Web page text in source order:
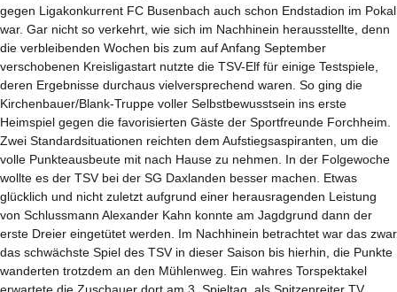
gegen Ligakonkurrent FC Busenbach auch schon Endstadion im Pokal
war. Gar nicht so verkehrt, wie sich im Nachhinein herausstellte, denn
die verbleibenden Wochen bis zum auf Anfang September
verschobenen Kreisligastart nutzte die TSV-Elf für einige Testspiele,
deren Ergebnisse durchaus vielversprechend waren. So ging die
Kirchenbauer/Blank-Truppe voller Selbstbewusstsein ins erste
Heimspiel gegen die favorisierten Gäste der Sportfreunde Forchheim.
Zwei Standardsituationen reichten dem Aufstiegsaspiranten, um die
volle Punkteausbeute mit nach Hause zu nehmen. In der Folgewoche
wollte es der TSV bei der SG Daxlanden besser machen. Etwas
glücklich und nicht zuletzt aufgrund einer herausragenden Leistung
von Schlussmann Alexander Kahn konnte am Jagdgrund dann der
erste Dreier eingetütet werden. Im Nachhinein betrachtet war das zwar
das schwächste Spiel des TSV in dieser Saison bis hierhin, die Punkte
wanderten trotzdem an den Mühlenweg. Ein wahres Torspektakel